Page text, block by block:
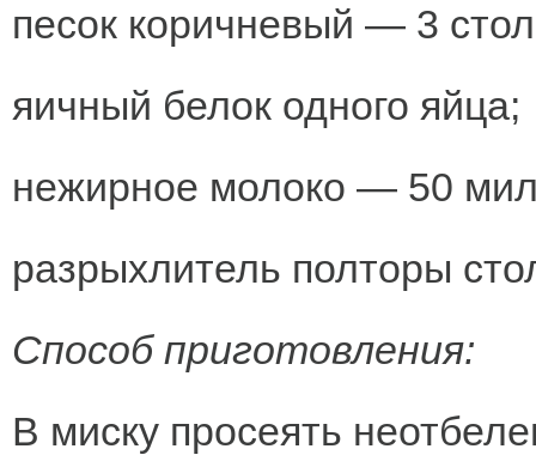
песок коричневый — 3
яичный белок одного яйца;
нежирное молоко — 50
разрыхлитель полторы
Способ приготовления:
В миску просеять